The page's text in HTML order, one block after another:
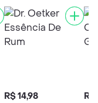
R$ 14,98 R$